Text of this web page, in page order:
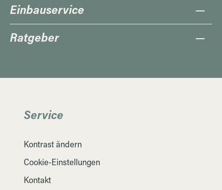
Einbauservice
Ratgeber
Service
Kontrast ändern
Cookie-Einstellungen
Kontakt